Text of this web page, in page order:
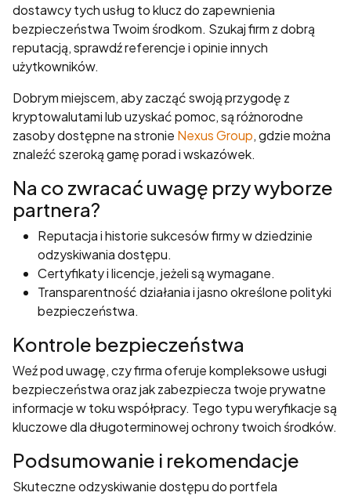
dostawcy tych usług to klucz do zapewnienia
bezpieczeństwa Twoim środkom. Szukaj firm z dobrą
reputacją, sprawdź referencje i opinie innych
użytkowników.
Dobrym miejscem, aby zacząć swoją przygodę z
kryptowalutami lub uzyskać pomoc, są różnorodne
zasoby dostępne na stronie Nexus Group, gdzie można
znaleźć szeroką gamę porad i wskazówek.
Na co zwracać uwagę przy wyborze
partnera?
Reputacja i historie sukcesów firmy w dziedzinie
odzyskiwania dostępu.
Certyfikaty i licencje, jeżeli są wymagane.
Transparentność działania i jasno określone polityki
bezpieczeństwa.
Kontrole bezpieczeństwa
Weź pod uwagę, czy firma oferuje kompleksowe usługi
bezpieczeństwa oraz jak zabezpiecza twoje prywatne
informacje w toku współpracy. Tego typu weryfikacje są
kluczowe dla długoterminowej ochrony twoich środków.
Podsumowanie i rekomendacje
Skuteczne odzyskiwanie dostępu do portfela